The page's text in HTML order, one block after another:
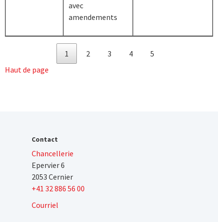
avec
amendements
1 2 3 4
5
Haut de page
Contact
Chancellerie
Epervier 6
2053 Cernier
+41 32 886 56 00
Courriel